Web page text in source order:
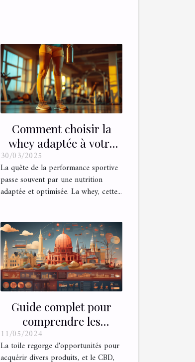
Comment choisir la
whey adaptée à votre
régime sportif
30/03/2025
La quête de la performance sportive
passe souvent par une nutrition
adaptée et optimisée. La whey, cette...
Guide complet pour
comprendre les
réglementations autour
de l'achat de CBD en
11/05/2024
La toile regorge d'opportunités pour
acquérir divers produits, et le CBD,